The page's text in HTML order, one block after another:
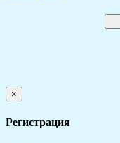
×
Регистрация